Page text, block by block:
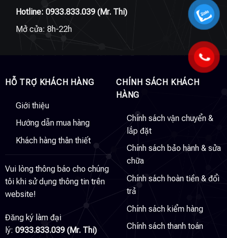
Hotline: 0933.833.039(Mr. Thi)
Mở cửa: 8h-22h
HỖ TRỢ KHÁCH HÀNG
Giới thiệu
Hướng dẫn mua hàng
Khách hàng thân thiết
Vui lòng thông báo cho chúng
tôi khi sử dụng thông tin trên
website!
Đăng ký làm đại
lý: 0933.833.039 (Mr. Thi)
CHÍNH SÁCH KHÁCH
HÀNG
Chính sách vận chuyển &
lắp đặt
Chính sách bảo hành & sửa
chữa
Chính sách hoàn tiền & đổi
trả
Chính sách kiểm hàng
Chính sách thanh toán